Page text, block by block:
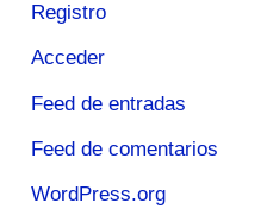
Registro
Acceder
Feed de entradas
Feed de comentarios
WordPress.org